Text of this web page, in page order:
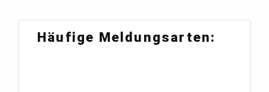
Häufige Meldungsarten: